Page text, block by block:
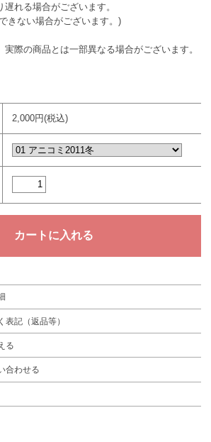
れる場合がございます。
きない場合がございます。)
際の商品とは一部異なる場合がございます。
2,000円(税込)
表記（返品等）
る
合わせる